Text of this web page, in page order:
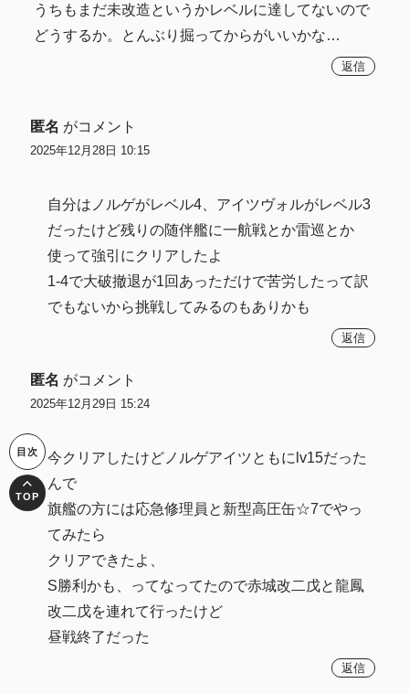
うちもまだ未改造というかレベルに達してないので
どうするか。とんぶり掘ってからがいいかな…
返信
匿名 がコメント
2025年12月28日 10:15
自分はノルゲがレベル4、アイツヴォルがレベル3
だったけど残りの随伴艦に一航戦とか雷巡とか
使って強引にクリアしたよ
1-4で大破撤退が1回あっただけで苦労したって訳
でもないから挑戦してみるのもありかも
返信
匿名 がコメント
2025年12月29日 15:24
今クリアしたけどノルゲアイツともにlv15だった
んで
旗艦の方には応急修理員と新型高圧缶☆7でやっ
てみたら
クリアできたよ、
S勝利かも、ってなってたので赤城改二戊と龍鳳
改二戊を連れて行ったけど
昼戦終了だった
返信